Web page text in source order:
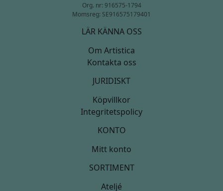
Org. nr: 916575-1794
Momsreg: SE916575179401
LÄR KÄNNA OSS
Om Artistica
Kontakta oss
JURIDISKT
Köpvillkor
Integritetspolicy
KONTO
Mitt konto
SORTIMENT
Ateljé